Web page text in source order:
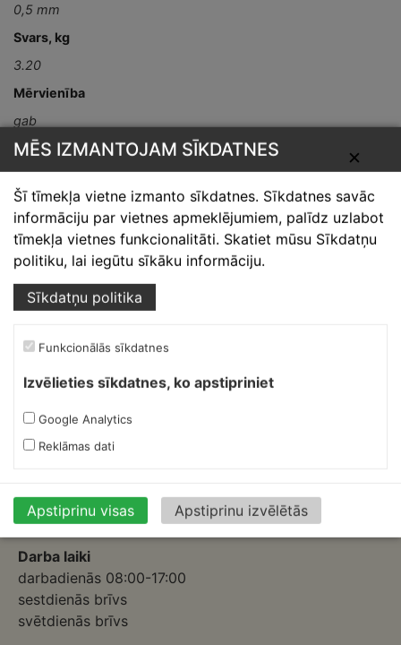
0,5 mm
Svars, kg
3.20
Mērvienība
gab
Detaļas garums,
L-2000
Skārdnieks M
Ofiss, ražošana, noliktava.
Izmēģinātāju iela 1a,
Priekuļi, Cēsu novads.
E-pasts:skardnieksm@skardnieciba.lv
Darba laiki
darbadienās 08:00-17:00
sestdienās brīvs
svētdienās brīvs
✕
MĒS IZMANTOJAM SĪKDATNES
Šī tīmekļa vietne izmanto sīkdatnes. Sīkdatnes savāc
informāciju par vietnes apmeklējumiem, palīdz uzlabot
tīmekļa vietnes funkcionalitāti. Skatiet mūsu Sīkdatņu
politiku, lai iegūtu sīkāku informāciju.
Sīkdatņu politika
Funkcionālās sīkdatnes
Izvēlieties sīkdatnes, ko apstipriniet
Google Analytics
Reklāmas dati
Apstiprinu visas Apstiprinu izvēlētās